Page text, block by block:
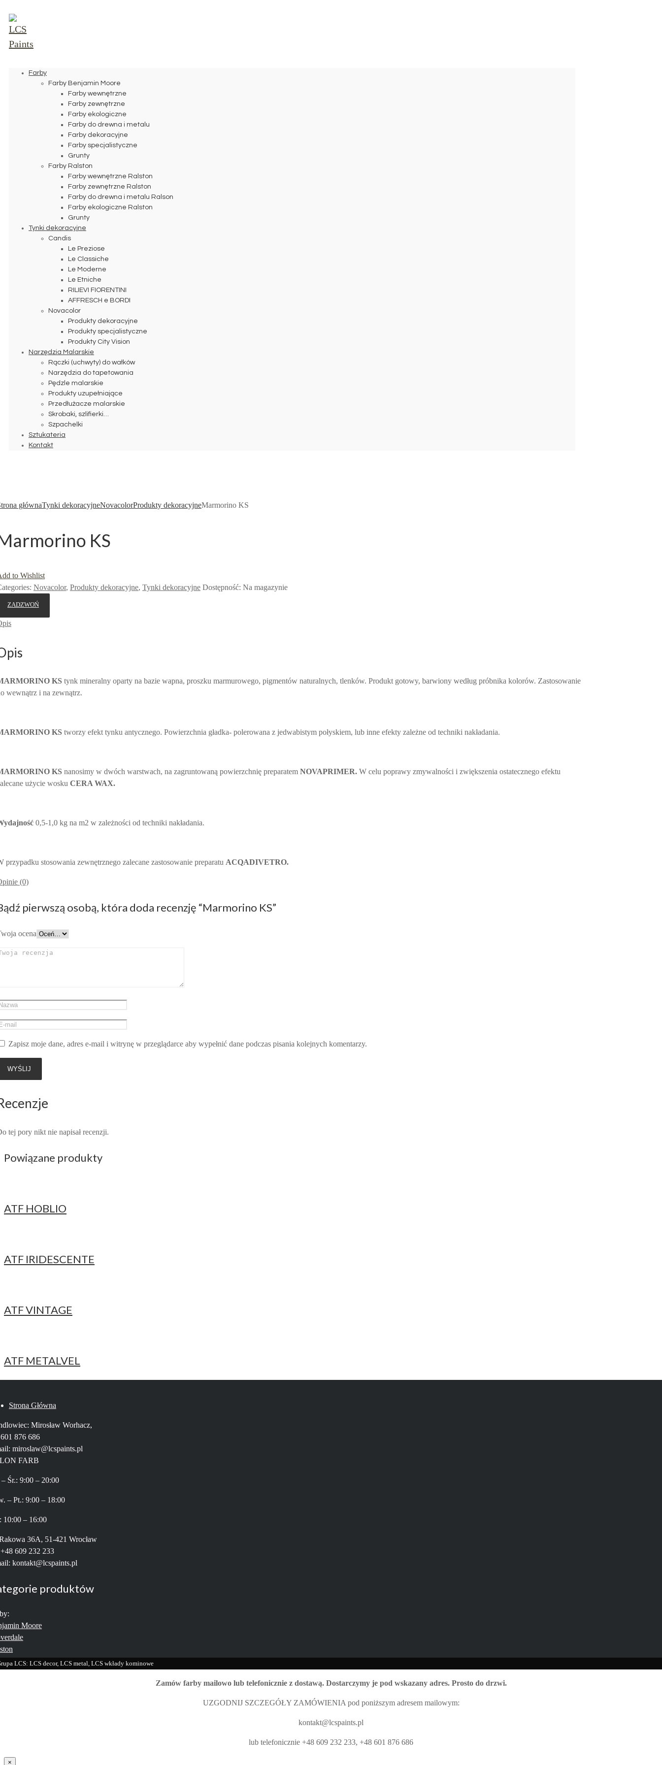
Farby
Farby Benjamin Moore
Farby wewnętrzne
Farby zewnętrzne
Farby ekologiczne
Farby do drewna i metalu
Farby dekoracyjne
Farby specjalistyczne
Grunty
Farby Ralston
Farby wewnętrzne Ralston
Farby zewnętrzne Ralston
Farby do drewna i metalu Ralson
Farby ekologiczne Ralston
Grunty
Tynki dekoracyjne
Candis
Le Preziose
Le Classiche
Le Moderne
Le Etniche
RILIEVI FIORENTINI
AFFRESCH e BORDI
Novacolor
Produkty dekoracyjne
Produkty specjalistyczne
Produkty City Vision
Narzędzia Malarskie
Rączki (uchwyty) do wałków
Narzędzia do tapetowania
Pędzle malarskie
Produkty uzupełniające
Przedłużacze malarskie
Skrobaki, szlifierki…
Szpachelki
Sztukateria
Kontakt
głównaTynki dekoracyjneNovacolorProdukty dekoracyjneMarmorino KS
KS
to Wishlist
Novacolor, Produkty dekoracyjne, Tynki dekoracyjne Dostępność: Na magazynie
ZADZWOŃ
KS tynk mineralny oparty na bazie wapna, proszku marmurowego, pigmentów naturalnych, tlenków. Produkt gotowy, barwiony według próbnika kolorów. Zastosowanie
wewnątrz i na zewnątrz.
KS tworzy efekt tynku antycznego. Powierzchnia gładka- polerowana z jedwabistym połyskiem, lub inne efekty zależne od techniki nakładania.
KS nanosimy w dwóch warstwach, na zagruntowaną powierzchnię preparatem NOVAPRIMER. W celu poprawy zmywalności i zwiększenia ostatecznego efektu
użycie wosku CERA WAX.
0,5-1,0 kg na m2 w zależności od techniki nakładania.
przypadku stosowania zewnętrznego zalecane zastosowanie preparatu ACQADIVETRO.
(0)
pierwszą osobą, która doda recenzję “Marmorino KS”
ocena
Zapisz moje dane, adres e-mail i witrynę w przeglądarce aby wypełnić dane podczas pisania kolejnych komentarzy.
tej pory nikt nie napisał recenzji.
Powiązane produkty
ATF HOBLIO
ATF IRIDESCENTE
ATF VINTAGE
ATF METALVEL
Strona Główna
Mirosław Worhacz,
876 686
miroslaw@lcspaints.pl
FARB
– Śr.: 9:00 – 20:00
– Pt.: 9:00 – 18:00
10:00 – 16:00
36A, 51-421 Wrocław
609 232 233
kontakt@lcspaints.pl
produktów
Moore
LCS: LCS decor, LCS metal, LCS wkłady kominowe
Zamów farby mailowo lub telefonicznie z dostawą. Dostarczymy je pod wskazany adres. Prosto do drzwi.
UZGODNIJ SZCZEGÓŁY ZAMÓWIENIA pod poniższym adresem mailowym:
kontakt@lcspaints.pl
lub telefonicznie +48 609 232 233, +48 601 876 686
×